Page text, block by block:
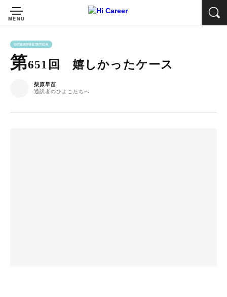
INTERPRETATION
第651回 嬉しかったケース
柴原早苗
通訳者のひよこたちへ